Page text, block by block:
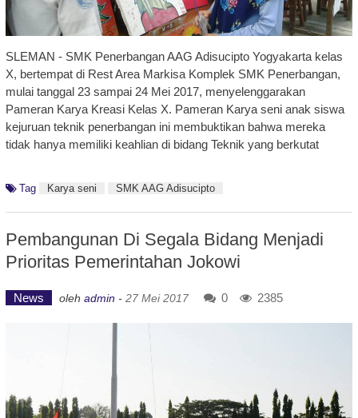
SLEMAN - SMK Penerbangan AAG Adisucipto Yogyakarta kelas
X, bertempat di Rest Area Markisa Komplek SMK Penerbangan,
mulai tanggal 23 sampai 24 Mei 2017, menyelenggarakan
Pameran Karya Kreasi Kelas X. Pameran Karya seni anak siswa
kejuruan teknik penerbangan ini membuktikan bahwa mereka
tidak hanya memiliki keahlian di bidang Teknik yang berkutat
Tag Karya seni SMK AAG Adisucipto
Pembangunan Di Segala Bidang Menjadi
Prioritas Pemerintahan Jokowi
News oleh admin - 27 Mei 2017 0 2385